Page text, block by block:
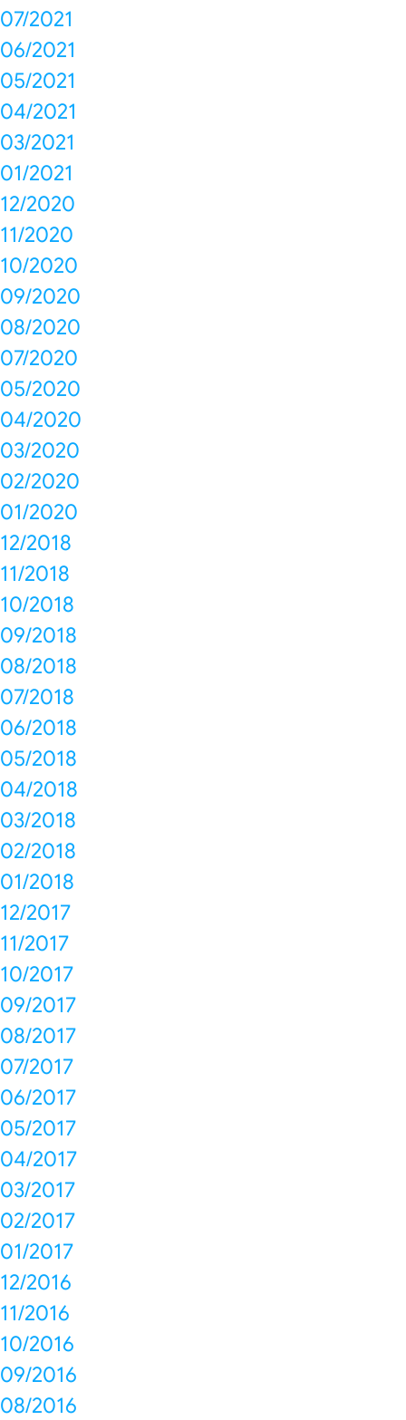
07/2021
06/2021
05/2021
04/2021
03/2021
01/2021
12/2020
11/2020
10/2020
09/2020
08/2020
07/2020
05/2020
04/2020
03/2020
02/2020
01/2020
12/2018
11/2018
10/2018
09/2018
08/2018
07/2018
06/2018
05/2018
04/2018
03/2018
02/2018
01/2018
12/2017
11/2017
10/2017
09/2017
08/2017
07/2017
06/2017
05/2017
04/2017
03/2017
02/2017
01/2017
12/2016
11/2016
10/2016
09/2016
08/2016